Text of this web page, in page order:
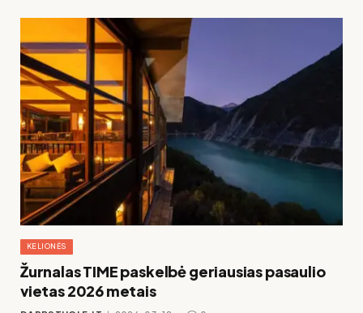
KELIONĖS
Žurnalas TIME paskelbė geriausias pasaulio
vietas 2026 metais